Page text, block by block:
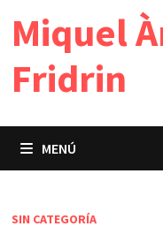
Miquel
Fridrin
MENÚ
SIN CATEGORÍA